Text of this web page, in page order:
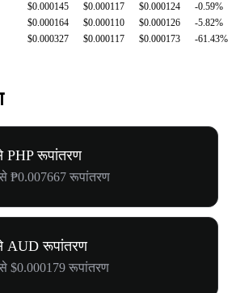
$0.000145 $0.000117 $0.000124
-0.59%
$0.000164 $0.000110 $0.000126
-5.82%
$0.000327 $0.000117 $0.000173 -61.43%
PHP रूपांतरण
₱0.007667 रूपांतरण
AUD रूपांतरण
$0.000179 रूपांतरण